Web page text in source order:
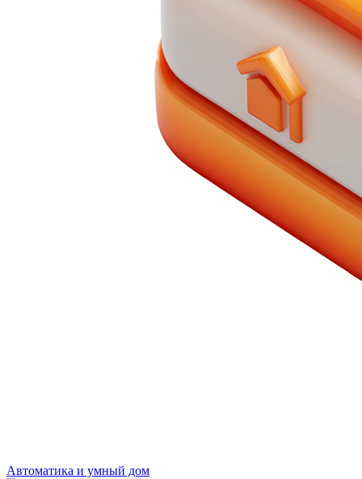
Автоматика и умный дом